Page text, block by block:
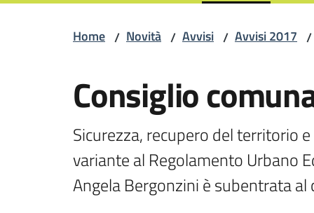
Home / Novità / Avvisi / Avvisi 2017 /
Consiglio
Sicurezza, recupero del territorio
variante al Regolamento Urbano
Angela Bergonzini è subentrata al